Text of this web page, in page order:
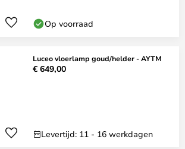
Op voorraad
Luceo vloerlamp goud/helder - AYTM
€ 649,00
Levertijd: 11 - 16 werkdagen